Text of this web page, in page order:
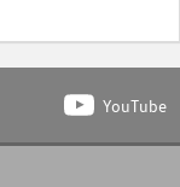
YouTube